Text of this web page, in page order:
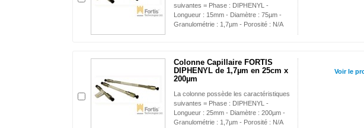
suivantes = Phase : DIPHENYL -
Longueur : 15mm - Diamètre : 75µm -
Granulométrie : 1,7µm - Porosité : N/A
Colonne Capillaire FORTIS
DIPHENYL de 1,7µm en 25cm x
200µm
La colonne possède les caractéristiques
suivantes = Phase : DIPHENYL -
Longueur : 25mm - Diamètre : 200µm -
Granulométrie : 1,7µm - Porosité : N/A
Voir le